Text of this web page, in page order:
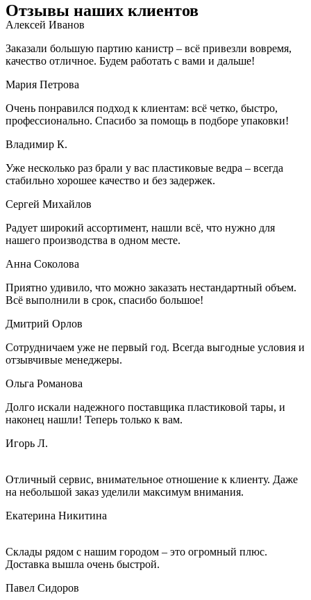
Отзывы наших клиентов
Алексей Иванов
Заказали большую партию канистр – всё привезли вовремя,
качество отличное. Будем работать с вами и дальше!
Мария Петрова
Очень понравился подход к клиентам: всё четко, быстро,
профессионально. Спасибо за помощь в подборе упаковки!
Владимир К.
Уже несколько раз брали у вас пластиковые ведра – всегда
стабильно хорошее качество и без задержек.
Сергей Михайлов
Радует широкий ассортимент, нашли всё, что нужно для
нашего производства в одном месте.
Анна Соколова
Приятно удивило, что можно заказать нестандартный объем.
Всё выполнили в срок, спасибо большое!
Дмитрий Орлов
Сотрудничаем уже не первый год. Всегда выгодные условия и
отзывчивые менеджеры.
Ольга Романова
Долго искали надежного поставщика пластиковой тары, и
наконец нашли! Теперь только к вам.
Игорь Л.
Отличный сервис, внимательное отношение к клиенту. Даже
на небольшой заказ уделили максимум внимания.
Екатерина Никитина
Склады рядом с нашим городом – это огромный плюс.
Доставка вышла очень быстрой.
Павел Сидоров